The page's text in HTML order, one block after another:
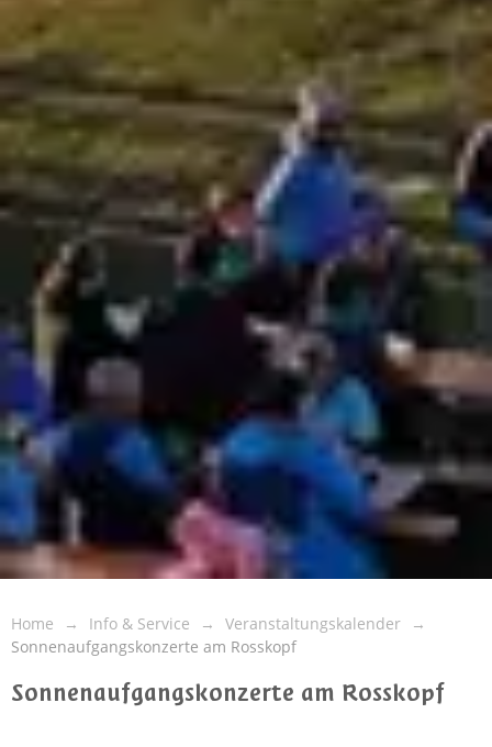
Home Info & Service
Veranstaltungskalender
Sonnenaufgangskonzerte am Rosskopf
Sonnenaufgangskonzerte am Rosskopf